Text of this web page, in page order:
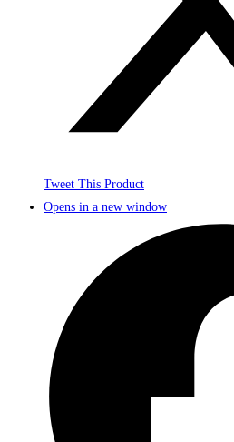
Tweet This Product
Opens in a new window